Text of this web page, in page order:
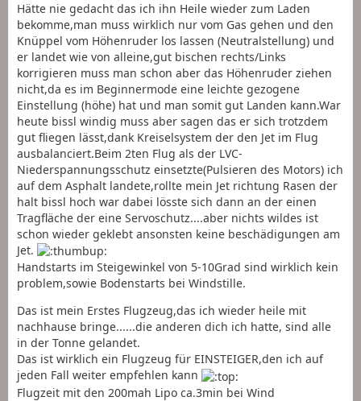
Hätte nie gedacht das ich ihn Heile wieder zum Laden
bekomme,man muss wirklich nur vom Gas gehen und den
Knüppel vom Höhenruder los lassen (Neutralstellung) und
er landet wie von alleine,gut bischen rechts/Links
korrigieren muss man schon aber das Höhenruder ziehen
nicht,da es im Beginnermode eine leichte gezogene
Einstellung (höhe) hat und man somit gut Landen kann.War
heute bissl windig muss aber sagen das er sich trotzdem
gut fliegen lässt,dank Kreiselsystem der den Jet im Flug
ausbalanciert.Beim 2ten Flug als der LVC-
Niederspannungsschutz einsetzte(Pulsieren des Motors) ich
auf dem Asphalt landete,rollte mein Jet richtung Rasen der
halt bissl hoch war dabei lösste sich dann an der einen
Tragfläche der eine Servoschutz....aber nichts wildes ist
schon wieder geklebt ansonsten keine beschädigungen am
Jet.
Handstarts im Steigewinkel von 5-10Grad sind wirklich kein
problem,sowie Bodenstarts bei Windstille.
Das ist mein Erstes Flugzeug,das ich wieder heile mit
nachhause bringe......die anderen dich ich hatte, sind alle
in der Tonne gelandet.
Das ist wirklich ein Flugzeug für EINSTEIGER,den ich auf
jeden Fall weiter empfehlen kann
Flugzeit mit den 200mah Lipo ca.3min bei Wind